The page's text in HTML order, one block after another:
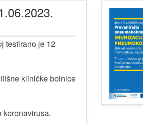
testirano je 12
kliničke bolnice
koronavirusa.